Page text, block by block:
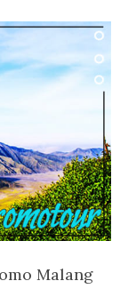
Malang